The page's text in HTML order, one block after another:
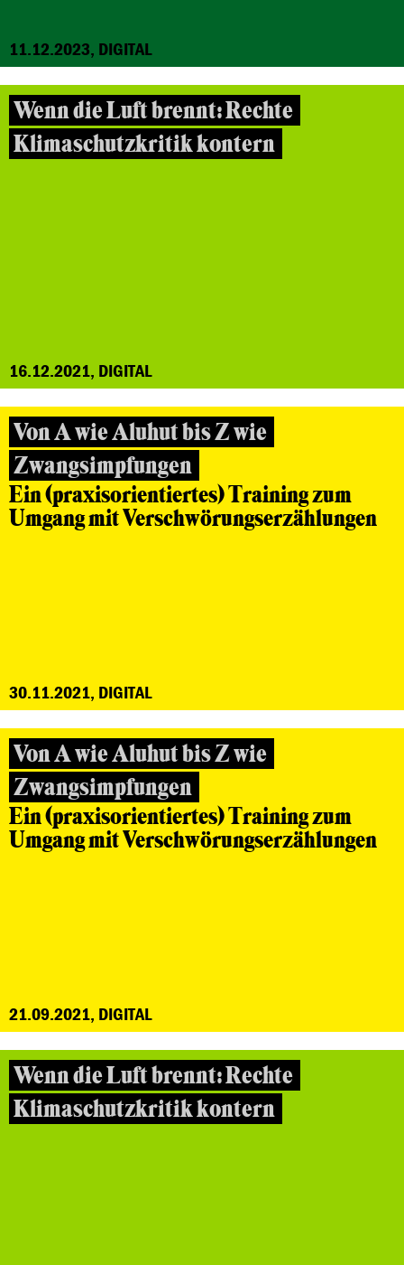
11.12.2023, DIGITAL
Wenn die Luft brennt: Rechte
Klimaschutzkritik kontern
16.12.2021, DIGITAL
Von A wie Aluhut bis Z wie
Zwangsimpfungen
Ein (praxisorientiertes) Training zum
Umgang mit Verschwörungserzählungen
30.11.2021, DIGITAL
Von A wie Aluhut bis Z wie
Zwangsimpfungen
Ein (praxisorientiertes) Training zum
Umgang mit Verschwörungserzählungen
21.09.2021, DIGITAL
Wenn die Luft brennt: Rechte
Klimaschutzkritik kontern